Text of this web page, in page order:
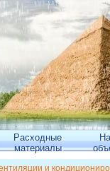
Расходные
материалы
и